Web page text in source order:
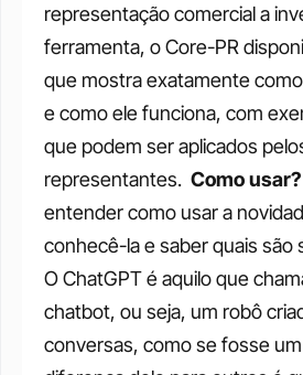
representação comercial a
ferramenta, o Core-PR
que mostra exatamente
e como ele funciona, com
que podem ser aplicados
representantes. Como usar?
entender como usar a
conhecê-la e saber quais são
O ChatGPT é aquilo que
chatbot, ou seja, um robô
conversas, como se fosse